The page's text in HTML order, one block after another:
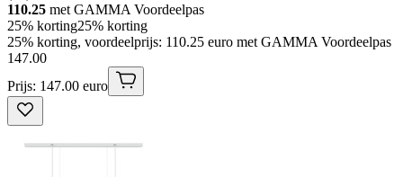
110.25 met GAMMA Voordeelpas
25% korting25% korting
25% korting, voordeelprijs: 110.25 euro met GAMMA Voordeelpas
147.00
Prijs: 147.00 euro